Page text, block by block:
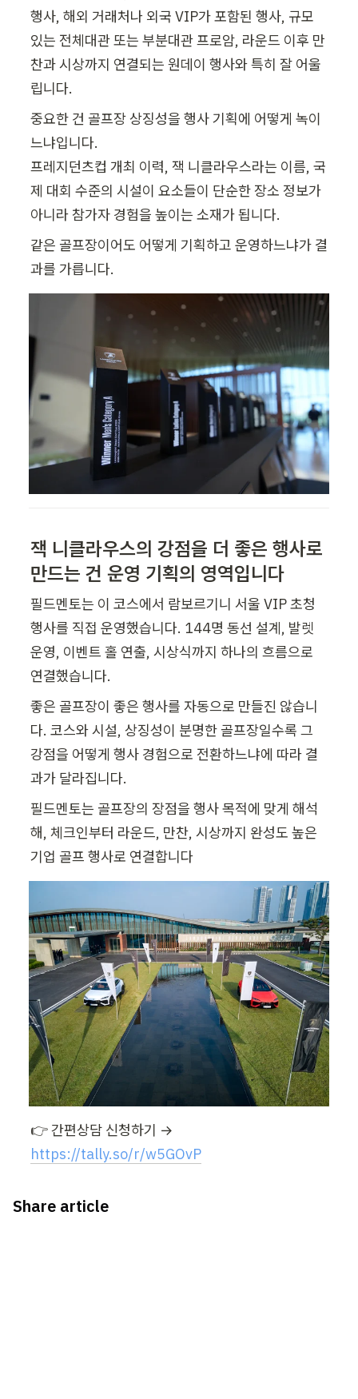
행사, 해외 거래처나 외국 VIP가 포함된 행사, 규모
있는 전체대관 또는 부분대관 프로암, 라운드 이후 만
찬과 시상까지 연결되는 원데이 행사와 특히 잘 어울
립니다.
중요한 건 골프장 상징성을 행사 기획에 어떻게 녹이
느냐입니다.
프레지던츠컵 개최 이력, 잭 니클라우스라는 이름, 국
제 대회 수준의 시설이 요소들이 단순한 장소 정보가
아니라 참가자 경험을 높이는 소재가 됩니다.
같은 골프장이어도 어떻게 기획하고 운영하느냐가 결
과를 가릅니다.
잭 니클라우스의 강점을 더 좋은 행사로
만드는 건 운영 기획의 영역입니다
필드멘토는 이 코스에서 람보르기니 서울 VIP 초청
행사를 직접 운영했습니다. 144명 동선 설계, 발렛
운영, 이벤트 홀 연출, 시상식까지 하나의 흐름으로
연결했습니다.
좋은 골프장이 좋은 행사를 자동으로 만들진 않습니
다. 코스와 시설, 상징성이 분명한 골프장일수록 그
강점을 어떻게 행사 경험으로 전환하느냐에 따라 결
과가 달라집니다.
필드멘토는 골프장의 장점을 행사 목적에 맞게 해석
해, 체크인부터 라운드, 만찬, 시상까지 완성도 높은
기업 골프 행사로 연결합니다
https://tally.so/r/w5GOvP
Share article